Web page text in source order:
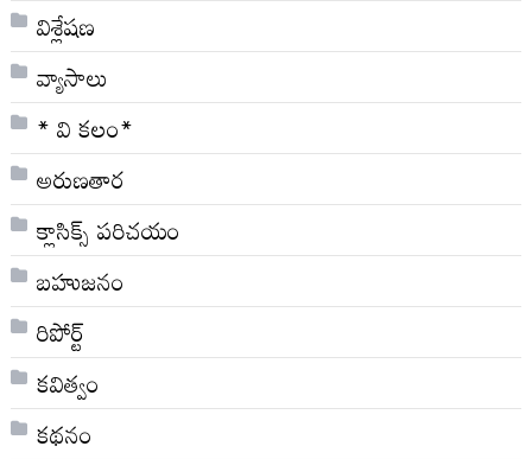
విశ్లేషణ
వ్యాసాలు
* వి క‌లం*
అరుణతార
క్లాసిక్స్ ప‌రిచ‌యం
బహుజనం
రిపోర్ట్
కవిత్వం
కథనం